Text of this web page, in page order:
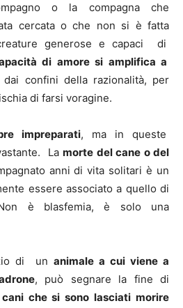
o la compagna che
cercata o che non si è fatta
generose e capaci di
di amore si amplifica a
dai confini della razionalità, per
di farsi voragine.
impreparati, ma in queste
Lamorte del cane o del
anni di vita solitari è un
essere associato a quello di
è blasfemia, è solo una
di un animale a cui viene a
, può segnare la fine di
cani che si sono lasciati morire